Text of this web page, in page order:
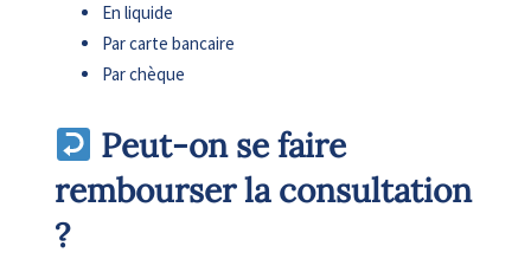
En liquide
Par carte bancaire
Par chèque
Peut-on se faire
rembourser la consultation
?